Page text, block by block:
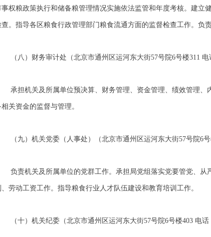
事权粮政策执行和储备粮管理情况实施依法监管和年度考核。建
查。指导各区粮食行政管理部门粮食流通方面的监督检查工作。负
（八）财务审计处（北京市通州区运河东大街57号院6号楼311 电
承担机关及所属单位预决算、财务管理、资金管理、绩效管理
相关资金的监督与管理。
（九）机关党委（人事处）（北京市通州区运河东大街57号院6号
负责机关及所属单位的党群工作。承担局党组落实党要管党、
、劳动工资工作。指导粮食行业人才队伍建设和教育培训工作。
（十）机关纪委（北京市通州区运河东大街57号院6号楼403 电话